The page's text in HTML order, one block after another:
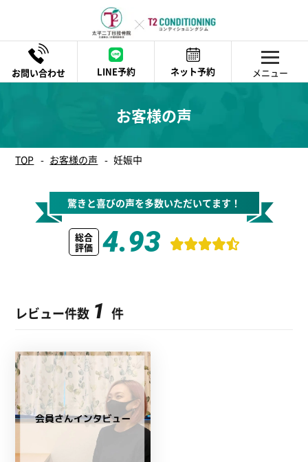
LINE予約 ネット予約
腰・背中に関する症状
腰椎椎間板ヘルニア
ぎっくり腰（急性腰痛）
首・肩に関する症状
肩の脱臼（肩関節脱臼）
肩こり（慢性肩こり・スマホ首）
頭に関する症状
肩こり（慢性肩こり・スマホ首）
膝・足に関する症状
足関節捻挫（足首の捻挫）
腰椎椎間板ヘルニア
手・腕に関する症状
ばね指【弾発指】
肩こり（慢性肩こり・スマホ首）
スポーツに関する症状
肩の脱臼（肩関節脱臼）
ばね指【弾発指】
足関節捻挫（足首の捻挫）
腰椎椎間板ヘルニア
不調に関する症状
肩の脱臼（肩関節脱臼）
ばね指【弾発指】
腰椎椎間板ヘルニア
ぎっくり腰（急性腰痛）
その他症状
ばね指【弾発指】
腰椎椎間板ヘルニア
メニュー
お客様の声
TOP お客様の声 妊娠中
驚きと喜びの声を多数いただいてます！
総合
評価 4.93
レビュー件数 1 件